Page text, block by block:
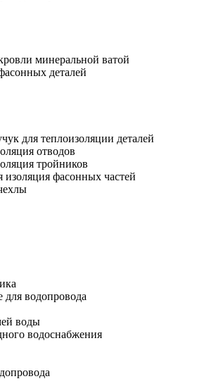
минеральной ватой
деталей
для теплоизоляции деталей
отводов
тройников
изоляция фасонных частей
водопровода
воды
водоснабжения